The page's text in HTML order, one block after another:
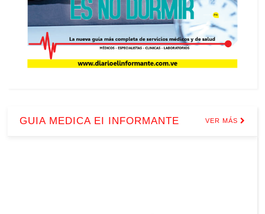
GUIA MEDICA EI INFORMANTE VER MÁS